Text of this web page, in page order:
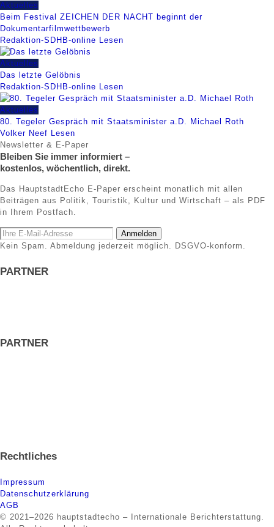
Aktuelles
Beim Festival ZEICHEN DER NACHT beginnt der
Dokumentarfilmwettbewerb
Redaktion-SDHB-online Lesen
Aktuelles
Das letzte Gelöbnis
Redaktion-SDHB-online Lesen
Aktuelles
80. Tegeler Gespräch mit Staatsminister a.D. Michael Roth
Volker Neef Lesen
Newsletter & E-Paper
Bleiben Sie immer informiert –
kostenlos, wöchentlich, direkt.
Das HauptstadtEcho E-Paper erscheint monatlich mit allen
Beiträgen aus Politik, Touristik, Kultur und Wirtschaft – als PDF
in Ihrem Postfach.
Anmelden
Kein Spam. Abmeldung jederzeit möglich. DSGVO-konform.
PARTNER
PARTNER
Rechtliches
Impressum
Datenschutzerklärung
AGB
© 2021–2026 hauptstadtecho – Internationale Berichterstattung.